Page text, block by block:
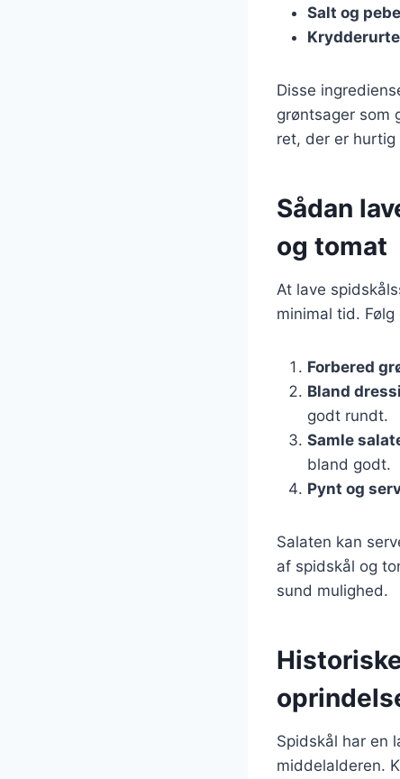
Salt og
Disse
grøntsager som
ret, der er
Sådan
og tomat
At lave
minimal tid.
Forbered
Bland
godt rundt.
Samle
bland godt.
Pynt og
Salaten kan
af spidskål og
sund mulighed.
Spidskål har en
middelalderen.